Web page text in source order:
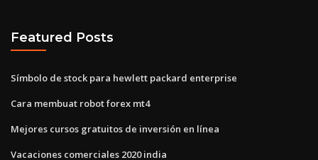
Featured Posts
Símbolo de stock para hewlett packard enterprise
Cara membuat robot forex mt4
Mejores cursos gratuitos de inversión en línea
Vacaciones comerciales 2020 india